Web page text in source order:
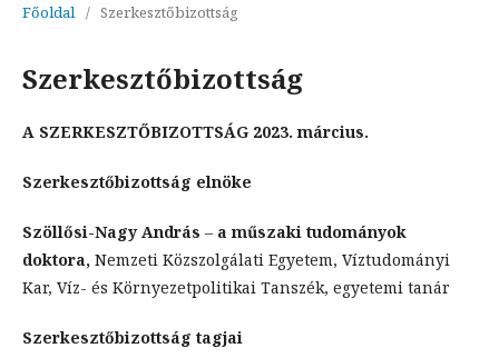
Főoldal / Szerkesztőbizottság
Szerkesztőbizottság
A SZERKESZTŐBIZOTTSÁG 2023.március.
Szerkesztőbizottság elnöke
Szöllősi-Nagy András – a műszaki tudományok
doktora, Nemzeti Közszolgálati Egyetem, Víztudományi
Kar, Víz- és Környezetpolitikai Tanszék, egyetemi tanár
Szerkesztőbizottság tagjai